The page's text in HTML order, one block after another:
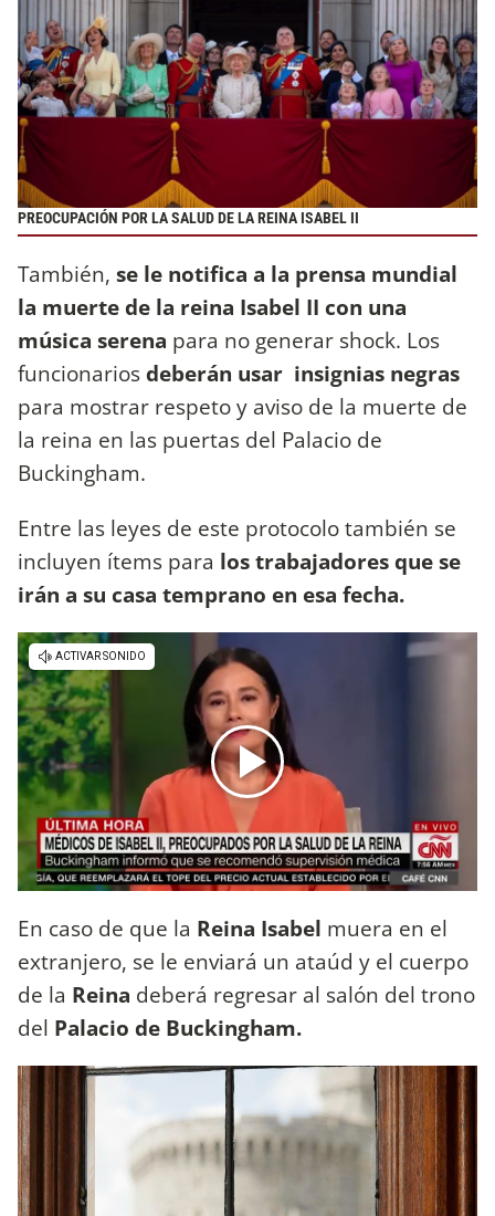
PREOCUPACIÓN POR LA SALUD DE LA REINA ISABEL II
También, se le notifica a la prensa mundial
la muerte de la reina Isabel II con una
música serena para no generar shock. Los
funcionariosdeberán usar insignias negras
para mostrar respeto y aviso de la muerte de
la reina en las puertas del Palacio de
Buckingham.
Entre las leyes de este protocolo también se
incluyen ítems para los trabajadores que se
irán a su casa temprano en esa fecha.
En caso de que la Reina Isabel muera en el
extranjero, se le enviará un ataúd y el cuerpo
de la Reina deberá regresar al salón del trono
del Palacio de Buckingham.